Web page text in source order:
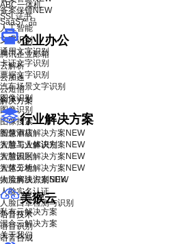
备案保镖NEW
SaaS产品
企业办公
腾讯企业邮箱
云解析
云加速
云短信
解决方案
行业解决方案
智慧酒店解决方案 NEW
智慧工业解决方案 NEW
智慧园区解决方案 NEW
智慧工地解决方案 NEW
物流解决方案NEW
美猴云
私有云解决方案
混合云解决方案
关于我们
ABC一体机
SSL证书
人工智能
文字识别
通用文字识别
卡证文字识别
票据文字识别
汽车场景文字识别
图像识别
图像识别
图像搜索
图像审核
人脸与人体识别
人脸识别
人体分析
人脸离线识别SDK
人脸实名认证
人脸口罩检测与识别
语音技术
语音识别
语音合成